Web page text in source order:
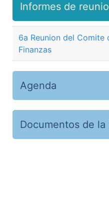
Informes de
6a Reunion del
Finanzas
Agenda
Documentos de la